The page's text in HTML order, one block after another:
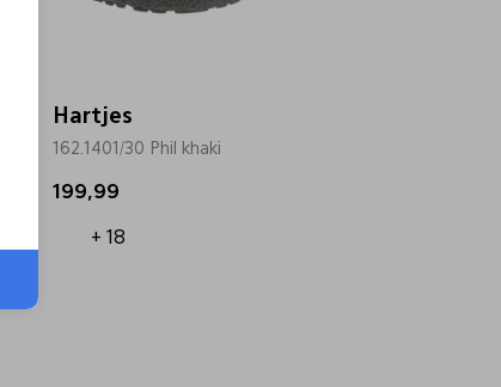
Hartjes
162.1401/30 Phil khaki
199,99
+ 18